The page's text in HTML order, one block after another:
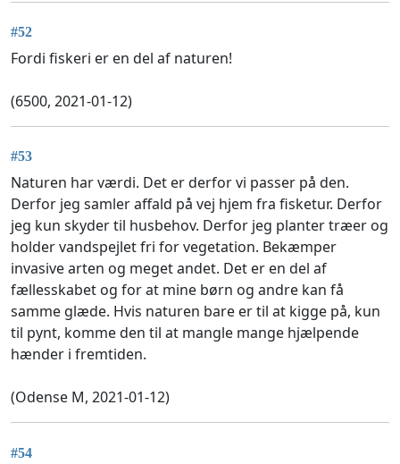
#52
Fordi fiskeri er en del af naturen!
(6500, 2021-01-12)
#53
Naturen har værdi. Det er derfor vi passer på den.
Derfor jeg samler affald på vej hjem fra fisketur. Derfor
jeg kun skyder til husbehov. Derfor jeg planter træer og
holder vandspejlet fri for vegetation. Bekæmper
invasive arten og meget andet. Det er en del af
fællesskabet og for at mine børn og andre kan få
samme glæde. Hvis naturen bare er til at kigge på, kun
til pynt, komme den til at mangle mange hjælpende
hænder i fremtiden.
(Odense M, 2021-01-12)
#54